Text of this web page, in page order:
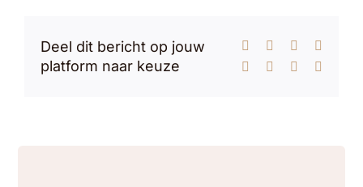
Deel dit bericht op jouw
platform naar keuze
Facebook Reddit
WhatsApp
TumblrPinterest